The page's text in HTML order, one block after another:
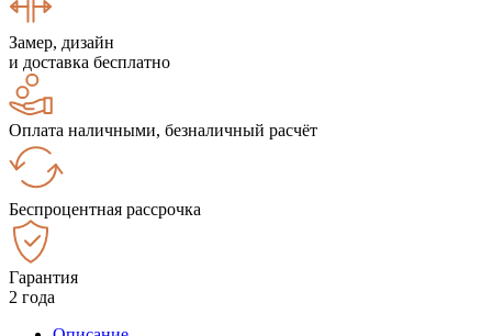
Замер, дизайн
и доставка бесплатно
Оплата наличными, безналичный расчёт
Беспроцентная рассрочка
Гарантия
2 года